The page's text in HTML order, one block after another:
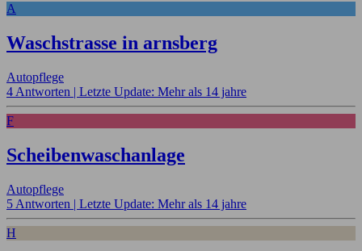
A
Waschstrasse in arnsberg
Autopflege
4 Antworten | Letzte Update: Mehr als 14 jahre
F
Scheibenwaschanlage
Autopflege
5 Antworten | Letzte Update: Mehr als 14 jahre
H